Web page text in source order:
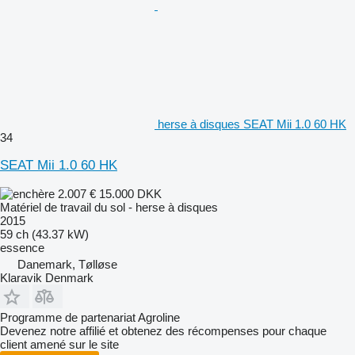
herse à disques SEAT Mii 1.0 60 HK
34
SEAT Mii 1.0 60 HK
2.007 € 15.000 DKK
Matériel de travail du sol - herse à disques
2015
59 ch (43.37 kW)
essence
Danemark, Tølløse
Klaravik Denmark
Programme de partenariat Agroline
Devenez notre affilié et obtenez des récompenses pour chaque
client amené sur le site